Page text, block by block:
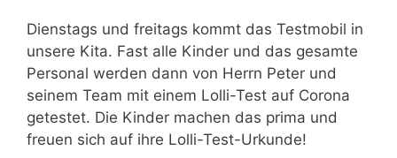
Dienstags und freitags kommt das Testmobil in
unsere Kita. Fast alle Kinder und das gesamte
Personal werden dann von Herrn Peter und
seinem Team mit einem Lolli-Test auf Corona
getestet. Die Kinder machen das prima und
freuen sich auf ihre Lolli-Test-Urkunde!